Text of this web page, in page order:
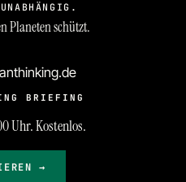
Planeten schützt.
BRIEFING
Uhr. Kostenlos.
→